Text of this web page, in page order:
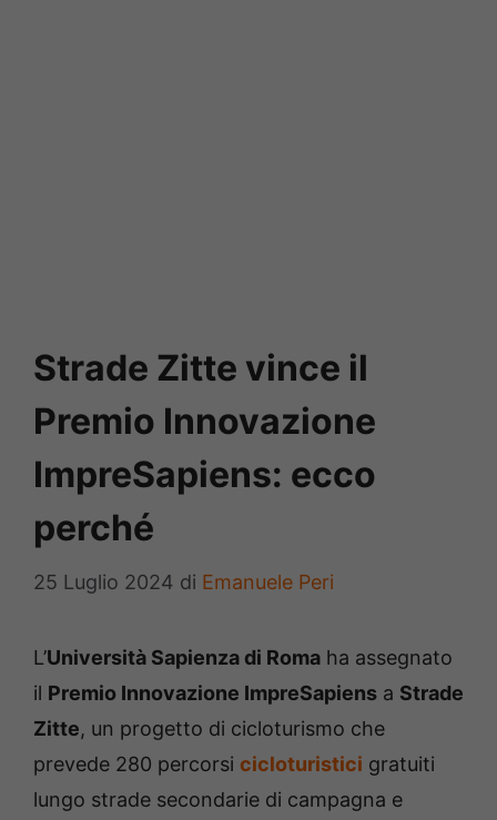
Strade Zitte vince il
Premio Innovazione
ImpreSapiens: ecco
perché
25 Luglio 2024 di Emanuele Peri
L’Università Sapienza di Roma ha assegnato
il Premio Innovazione ImpreSapiens a Strade
Zitte, un progetto di cicloturismo che
prevede 280 percorsi cicloturistici gratuiti
lungo strade secondarie di campagna e